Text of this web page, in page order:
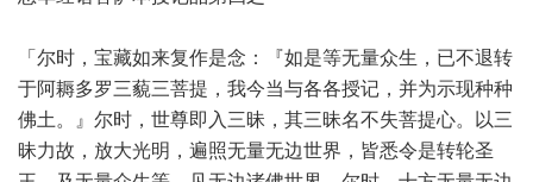
「尔时，宝藏如来复作是念：『如是等无量众生，已不退转
于阿耨多罗三藐三菩提，我今当与各各授记，并为示现种种
佛土。』尔时，世尊即入三昧，其三昧名不失菩提心。以三
昧力故，放大光明，遍照无量无边世界，皆悉令是转轮圣